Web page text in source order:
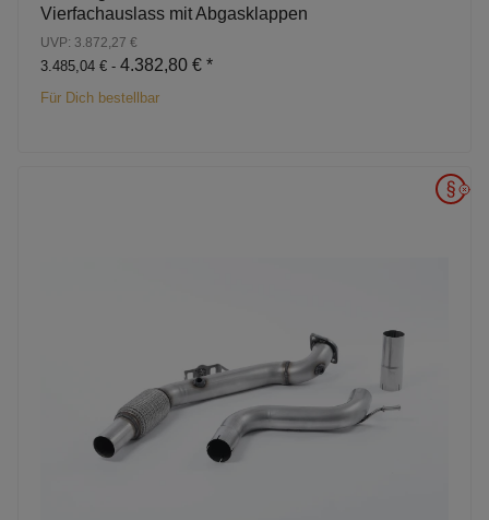
Vierfachauslass mit Abgasklappen
UVP: 3.872,27 €
3.485,04 € - 4.382,80 € *
Für Dich bestellbar